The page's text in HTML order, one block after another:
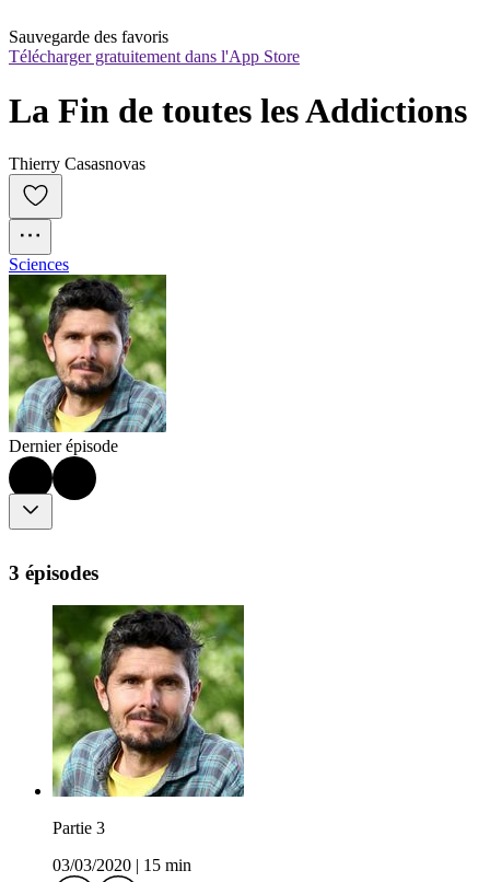
Sauvegarde des favoris
Télécharger gratuitement dans l'App Store
La Fin de toutes les Addictions
Thierry Casasnovas
Sciences
Dernier épisode
3 épisodes
Partie 3
03/03/2020
15 min